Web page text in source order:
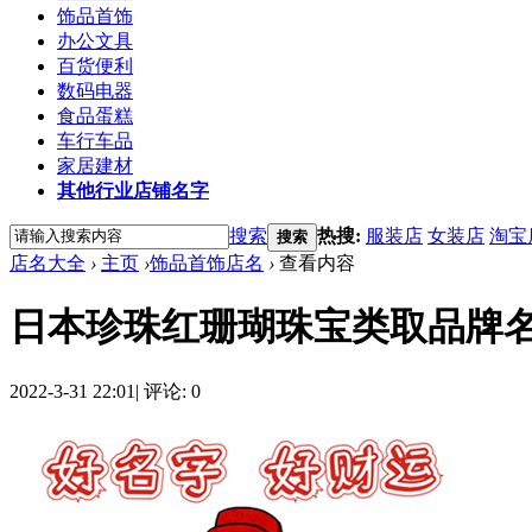
饰品首饰
办公文具
百货便利
数码电器
食品蛋糕
车行车品
家居建材
其他行业店铺名字
搜索 搜索 热搜: 服装店 女装店 淘宝
店名大全 › 主页 ›饰品首饰店名 › 查看内容
日本珍珠红珊瑚珠宝类取品牌
2022-3-31 22:01 | 评论: 0